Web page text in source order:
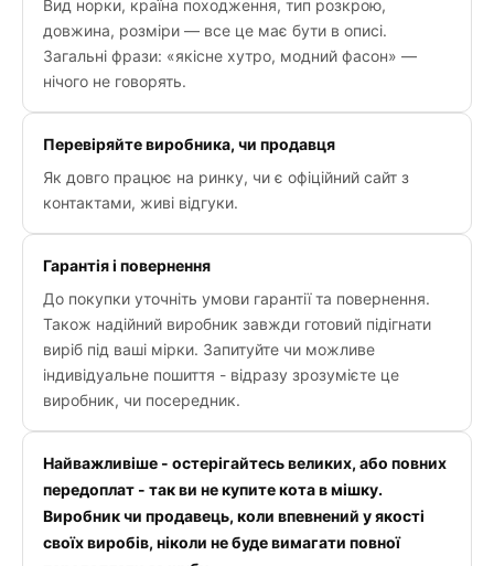
Вид норки, країна походження, тип розкрою,
довжина, розміри — все це має бути в описі.
Загальні фрази: «якісне хутро, модний фасон» —
нічого не говорять.
Перевіряйте виробника, чи продавця
Як довго працює на ринку, чи є офіційний сайт з
контактами, живі відгуки.
Гарантія і повернення
До покупки уточніть умови гарантії та повернення.
Також надійний виробник завжди готовий підігнати
виріб під ваші мірки. Запитуйте чи можливе
індивідуальне пошиття - відразу зрозумієте це
виробник, чи посередник.
Найважливіше - остерігайтесь великих, або повних
передоплат - так ви не купите кота в мішку.
Виробник чи продавець, коли впевнений у якості
своїх виробів, ніколи не буде вимагати повної